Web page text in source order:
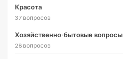
Красота
37 вопросов
Хозяйственно-бытовые вопросы
28 вопросов